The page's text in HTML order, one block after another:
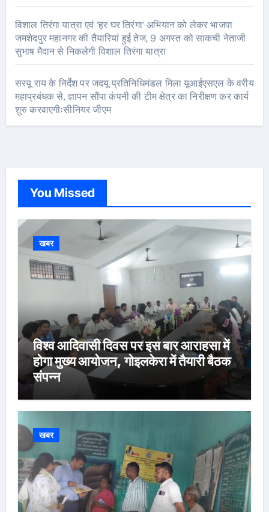
विशाल तिरंगा यात्रा एवं ‘हर घर तिरंगा’ अभियान को लेकर भाजपा
जमशेदपुर महानगर की तैयारियां हुई तेज, 9 अगस्त को साकची नेताजी
सुभाष मैदान से निकलेगी विशाल तिरंगा यात्रा
सरयू राय के निर्देश पर जदयू प्रतिनिधिमंडल मिला यूआईएसएल के वरीय
महाप्रबंधक से, ज्ञापन सौंपा कंपनी की टीम क्षेत्र का निरीक्षण कर कार्य
शुरु करवाएगीःसीनियर जीएम
You Missed
खबर
विश्व आदिवासी दिवस पर इस बार आराहसा में
होगा मुख्य आयोजन, गोइलकेरा में तैयारी बैठक
संपन्न
खबर